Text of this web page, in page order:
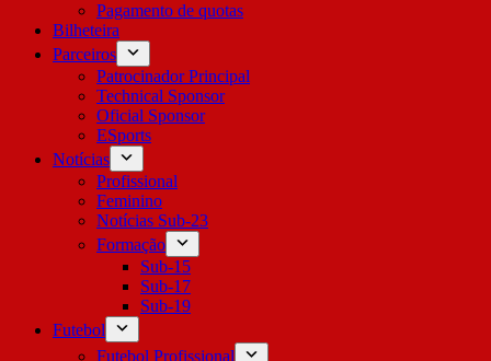
Pagamento de quotas
Bilheteira
Parceiros
Patrocinador Principal
Technical Sponsor
Oficial Sponsor
ESports
Notícias
Profissional
Feminino
Notícias Sub-23
Formação
Sub-15
Sub-17
Sub-19
Futebol
Futebol Profissional